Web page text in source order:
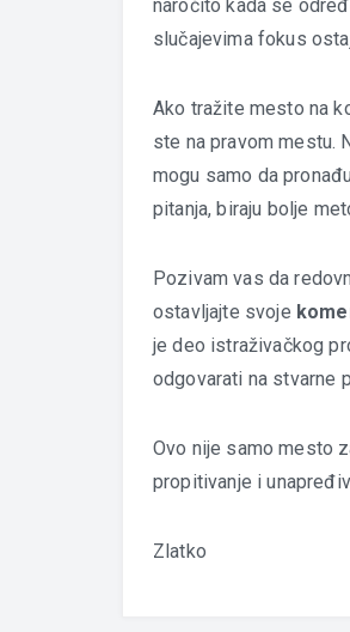
naročito kada se
slučajevima fokus
Ako tražite mesto na
ste na pravom mestu.
mogu samo da
pitanja, biraju bolje
Pozivam vas da
ostavljajte svoje
je deo istraživačkog
odgovarati na stvarne
Ovo nije samo mesto
propitivanje i
Zlatko